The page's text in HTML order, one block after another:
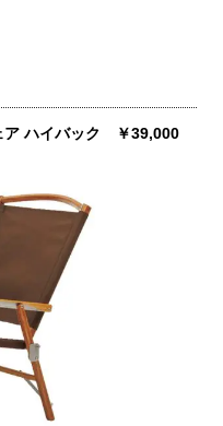
ア ハイバック ￥39,000